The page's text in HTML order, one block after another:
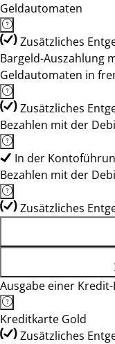
Geldautomaten
Zusätzliches
Bargeld-Auszahlung
Geldautomaten in
Zusätzliches
Bezahlen mit der
In der
Bezahlen mit der
Zusätzliches
Ausgabe einer
Kreditkarte Gold
Zusätzliches